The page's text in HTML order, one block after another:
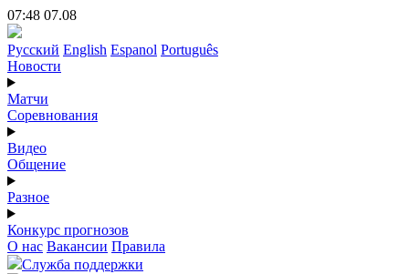
07:48 07.08
Русский English Espanol Português
Новости
Матчи
Соревнования
Видео
Общение
Разное
Конкурс прогнозов
О нас Вакансии Правила
Служба поддержки